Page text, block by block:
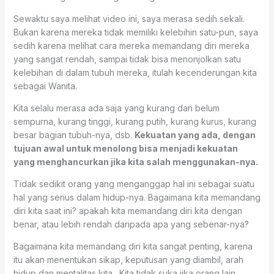
Sewaktu saya melihat video ini, saya merasa sedih sekali.
Bukan karena mereka tidak memiliki kelebihin satu-pun, saya
sedih karena melihat cara mereka memandang diri mereka
yang sangat rendah, sampai tidak bisa menonjolkan satu
kelebihan di dalam tubuh mereka, itulah kecenderungan kita
sebagai Wanita.
Kita selalu merasa ada saja yang kurang dan belum
sempurna, kurang tinggi, kurang putih, kurang kurus, kurang
besar bagian tubuh-nya, dsb. Kekuatan yang ada, dengan
tujuan awal untuk menolong bisa menjadi kekuatan
yang menghancurkan jika kita salah menggunakan-nya.
Tidak sedikit orang yang menganggap hal ini sebagai suatu
hal yang serius dalam hidup-nya. Bagaimana kita memandang
diri kita saat ini? apakah kita memandang diri kita dengan
benar, atau lebih rendah daripada apa yang sebenar-nya?
Bagaimana kita memandang diri kita sangat penting, karena
itu akan menentukan sikap, keputusan yang diambil, arah